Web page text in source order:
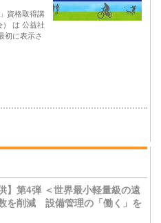
資格取得講
は 公益社
初に表示さ
】第4弾 ＜世界最小軽量級の遠
を削減 設備管理の「働く」を